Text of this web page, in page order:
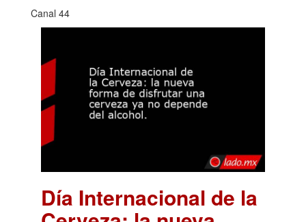
Canal 44
Día Internacional de la